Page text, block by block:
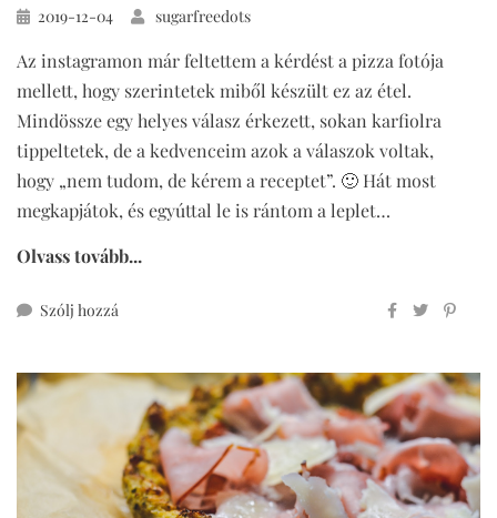
Közzétéve
2019-12-04 sugarfreedots
Az instagramon már feltettem a kérdést a pizza fotója
mellett, hogy szerintetek miből készült ez az étel.
Mindössze egy helyes válasz érkezett, sokan karfiolra
tippeltetek, de a kedvenceim azok a válaszok voltak,
hogy „nem tudom, de kérem a receptet”. 🙂 Hát most
megkapjátok, és egyúttal le is rántom a leplet…
Olvass tovább...
Szólj hozzá